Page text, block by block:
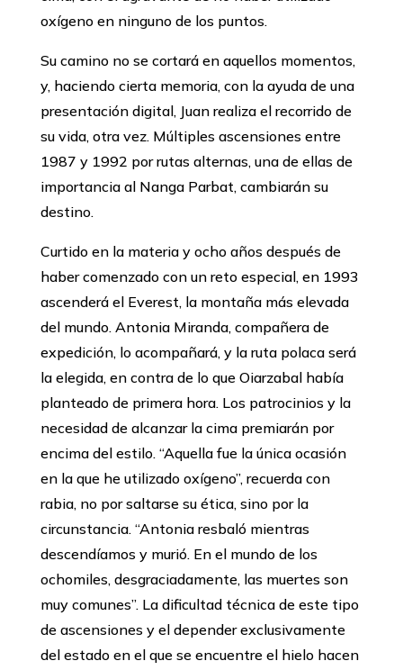
oxígeno en ninguno de los puntos.
Su camino no se cortará en aquellos momentos,
y, haciendo cierta memoria, con la ayuda de una
presentación digital, Juan realiza el recorrido de
su vida, otra vez. Múltiples ascensiones entre
1987 y 1992 por rutas alternas, una de ellas de
importancia al Nanga Parbat, cambiarán su
destino.
Curtido en la materia y ocho años después de
haber comenzado con un reto especial, en 1993
ascenderá el Everest, la montaña más elevada
del mundo. Antonia Miranda, compañera de
expedición, lo acompañará, y la ruta polaca será
la elegida, en contra de lo que Oiarzabal había
planteado de primera hora. Los patrocinios y la
necesidad de alcanzar la cima premiarán por
encima del estilo. ‘‘Aquella fue la única ocasión
en la que he utilizado oxígeno’’, recuerda con
rabia, no por saltarse su ética, sino por la
circunstancia. ‘‘Antonia resbaló mientras
descendíamos y murió. En el mundo de los
ochomiles, desgraciadamente, las muertes son
muy comunes’’. La dificultad técnica de este tipo
de ascensiones y el depender exclusivamente
del estado en el que se encuentre el hielo hacen